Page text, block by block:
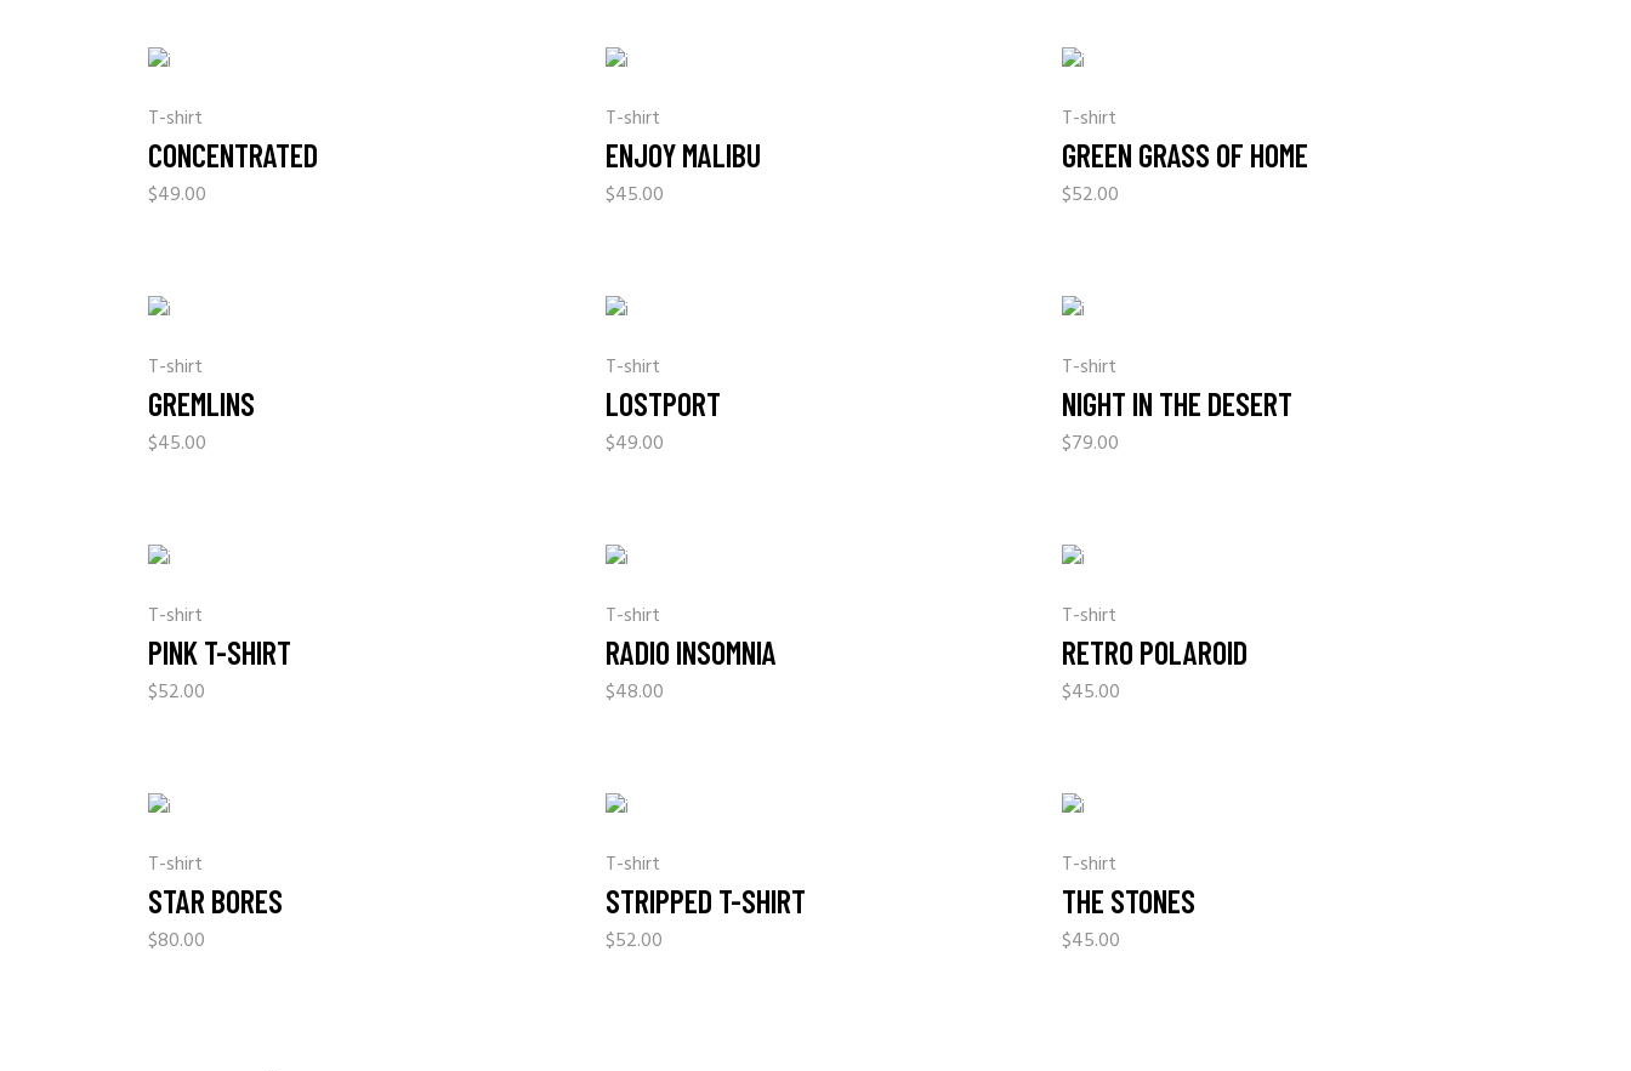
T-shirt
CONCENTRATED
$49.00
T-shirt
ENJOY MALIBU
$45.00
T-shirt
GREEN GRASS OF HOME
$52.00
T-shirt
GREMLINS
$45.00
T-shirt
LOSTPORT
$49.00
T-shirt
NIGHT IN THE DESERT
$79.00
T-shirt
PINK T-SHIRT
$52.00
T-shirt
RADIO INSOMNIA
$48.00
T-shirt
RETRO POLAROID
$45.00
T-shirt
STAR BORES
$80.00
T-shirt
STRIPPED T-SHIRT
$52.00
T-shirt
THE STONES
$45.00